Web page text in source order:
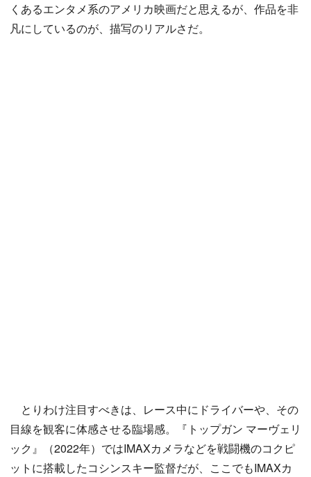
くあるエンタメ系のアメリカ映画だと思えるが、作品を非
凡にしているのが、描写のリアルさだ。
とりわけ注目すべきは、レース中にドライバーや、その
目線を観客に体感させる臨場感。『トップガン マーヴェリ
ック』（2022年）ではIMAXカメラなどを戦闘機のコクピ
ットに搭載したコシンスキー監督だが、ここでもIMAXカ